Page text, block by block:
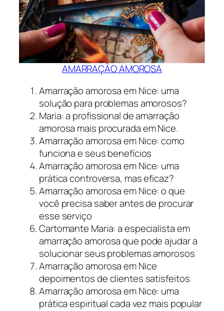
AMARRAÇÃO AMOROSA
Amarração amorosa em Nice: uma
solução para problemas amorosos?
Maria: a profissional de amarração
amorosa mais procurada em Nice.
Amarração amorosa em Nice: como
funciona e seus benefícios
Amarração amorosa em Nice: uma
prática controversa, mas eficaz?
Amarração amorosa em Nice: o que
você precisa saber antes de procurar
esse serviço
Cartomante Maria: a especialista em
amarração amorosa que pode ajudar a
solucionar seus problemas amorosos
Amarração amorosa em Nice
depoimentos de clientes satisfeitos
Amarração amorosa em Nice: uma
prática espiritual cada vez mais popular